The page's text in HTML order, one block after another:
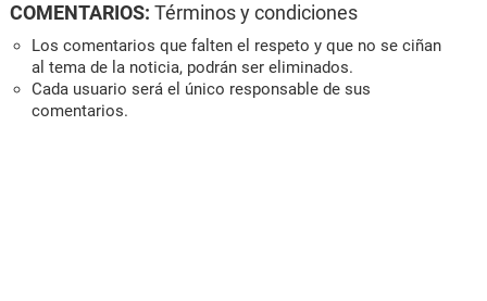
COMENTARIOS: Términos y condiciones
Los comentarios que falten el respeto y que no se ciñan
al tema de la noticia, podrán ser eliminados.
Cada usuario será el único responsable de sus
comentarios.